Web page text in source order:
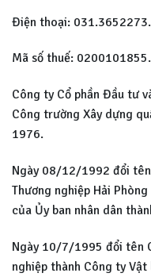
Điện thoại:
Mã số thuế: 0200101855.
Công ty Cổ phần Đầu tư
Công trường Xây dựng
1976.
Ngày 08/12/1992 đổi
Thương nghiệp Hải
của Ủy ban nhân dân
Ngày 10/7/1995 đổi tên
nghiệp thành Công ty